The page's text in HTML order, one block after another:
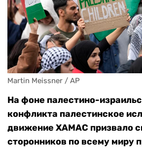
Martin Meissner / AP
На фоне палестино-
конфликта палестинское
движение ХАМАС призвало
сторонников по всему миру